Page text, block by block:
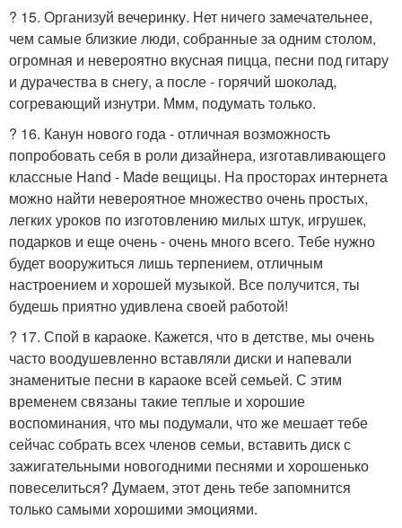
? 15. Организуй вечеринку. Нет ничего замечательнее,
чем самые близкие люди, собранные за одним столом,
огромная и невероятно вкусная пицца, песни под гитару
и дурачества в снегу, а после - горячий шоколад,
согревающий изнутри. Ммм, подумать только.
? 16. Канун нового года - отличная возможность
попробовать себя в роли дизайнера, изготавливающего
классные Hand - Made вещицы. На просторах интернета
можно найти невероятное множество очень простых,
легких уроков по изготовлению милых штук, игрушек,
подарков и еще очень - очень много всего. Тебе нужно
будет вооружиться лишь терпением, отличным
настроением и хорошей музыкой. Все получится, ты
будешь приятно удивлена своей работой!
? 17. Спой в караоке. Кажется, что в детстве, мы очень
часто воодушевленно вставляли диски и напевали
знаменитые песни в караоке всей семьей. С этим
временем связаны такие теплые и хорошие
воспоминания, что мы подумали, что же мешает тебе
сейчас собрать всех членов семьи, вставить диск с
зажигательными новогодними песнями и хорошенько
повеселиться? Думаем, этот день тебе запомнится
только самыми хорошими эмоциями.